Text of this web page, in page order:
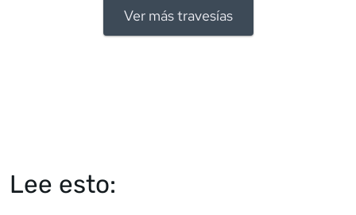
Ver más travesías
Lee esto: